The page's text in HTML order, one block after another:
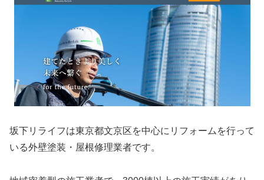
坂下リライフは東京都文京区を中心にリフォームを行って
いる外壁塗装・屋根修理業者です。